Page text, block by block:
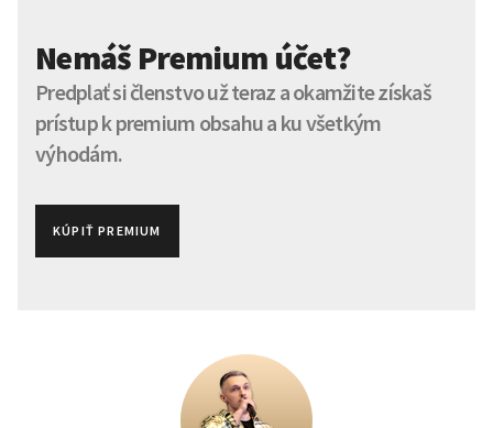
Nemáš Premium účet?
Predplať si členstvo už teraz a okamžite získaš
prístup k premium obsahu a ku všetkým
výhodám.
KÚPIŤ PREMIUM